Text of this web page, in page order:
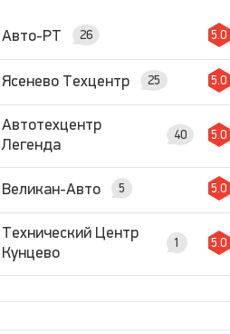
Авто-РТ 26 5.0
Ясенево Техцентр 25 5.0
Автотехцентр
Легенда
40 5.0
Великан-Авто 5 5.0
Технический Центр
Кунцево
1 5.0